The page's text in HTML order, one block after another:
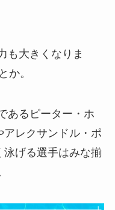
も大きくなりま
か。
あるピーター・ホ
レクサンドル・ポ
げる選手はみな揃